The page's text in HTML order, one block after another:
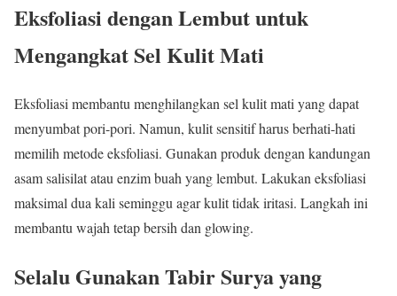
Eksfoliasi dengan Lembut untuk
Mengangkat Sel Kulit Mati
Eksfoliasi membantu menghilangkan sel kulit mati yang dapat
menyumbat pori-pori. Namun, kulit sensitif harus berhati-hati
memilih metode eksfoliasi. Gunakan produk dengan kandungan
asam salisilat atau enzim buah yang lembut. Lakukan eksfoliasi
maksimal dua kali seminggu agar kulit tidak iritasi. Langkah ini
membantu wajah tetap bersih dan glowing.
Selalu Gunakan Tabir Surya yang